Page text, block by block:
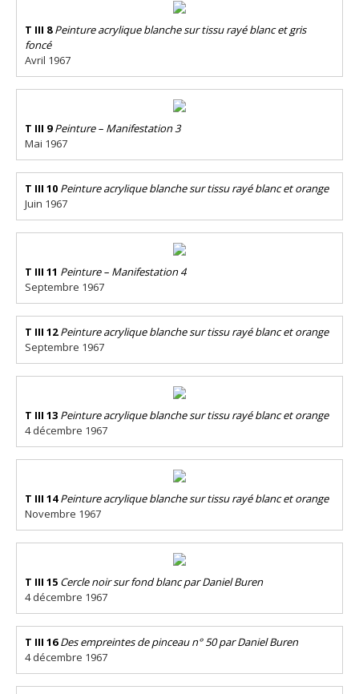
T III 8 Peinture acrylique blanche sur tissu rayé blanc et gris
foncé
Avril 1967
T III 9 Peinture – Manifestation 3
Mai 1967
T III 10 Peinture acrylique blanche sur tissu rayé blanc et orange
Juin 1967
T III 11 Peinture – Manifestation 4
Septembre 1967
T III 12 Peinture acrylique blanche sur tissu rayé blanc et orange
Septembre 1967
T III 13 Peinture acrylique blanche sur tissu rayé blanc et orange
4 décembre 1967
T III 14 Peinture acrylique blanche sur tissu rayé blanc et orange
Novembre 1967
T III 15 Cercle noir sur fond blanc par Daniel Buren
4 décembre 1967
T III 16 Des empreintes de pinceau n° 50 par Daniel Buren
4 décembre 1967